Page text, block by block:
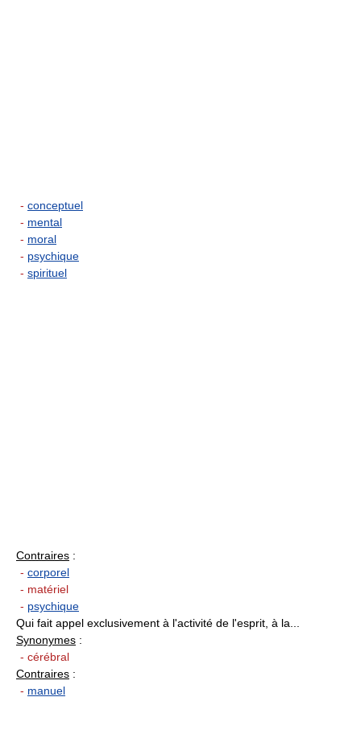
- conceptuel
- mental
- moral
- psychique
- spirituel
Contraires :
- corporel
- matériel
- psychique
Qui fait appel exclusivement à l'activité de l'esprit, à la...
Synonymes :
- cérébral
Contraires :
- manuel